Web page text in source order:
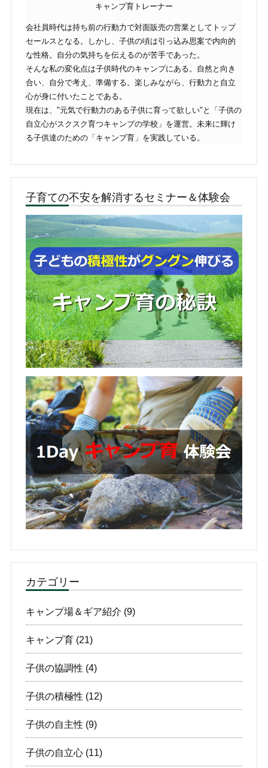
キャンプ育トレーナー
会社員時代は持ち前の行動力で対面販売の営業としてトップ
セールスとなる。しかし、子供の頃は引っ込み思案で内向的
な性格。自分の気持ちを伝えるのが苦手であった。
そんな私の変化点は子供時代のキャンプにある。自然と向き
合い、自分で考え、準備する。楽しみながら、行動力と自立
心が身に付いたことである。
現在は、"元気で行動力のある子供に育って欲しい"と「子供の
自立心がスクスク育つキャンプの学校」を運営。未来に輝け
る子供達のための「キャンプ育」を実践している。
子育ての不安を解消するセミナー＆体験会
カテゴリー
キャンプ場＆ギア紹介 (9)
キャンプ育(21)
子供の協調性 (4)
子供の積極性 (12)
子供の自主性 (9)
子供の自立心(11)